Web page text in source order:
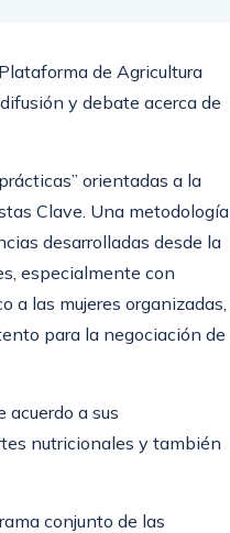
de Agricultura
y debate acerca de
orientadas a la
Clave. Una metodología
desarrolladas desde la
especialmente con
a las mujeres organizadas,
para la negociación de
a sus
nutricionales y también
conjunto de las